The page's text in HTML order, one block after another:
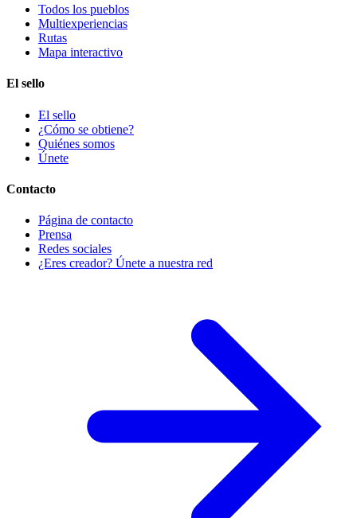
Todos los pueblos
Multiexperiencias
Rutas
Mapa interactivo
El sello
El sello
¿Cómo se obtiene?
Quiénes somos
Únete
Contacto
Página de contacto
Prensa
Redes sociales
¿Eres creador? Únete a nuestra red